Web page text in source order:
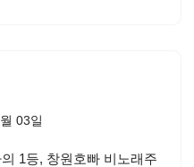
03일
1등, 창원호빠 비노래주